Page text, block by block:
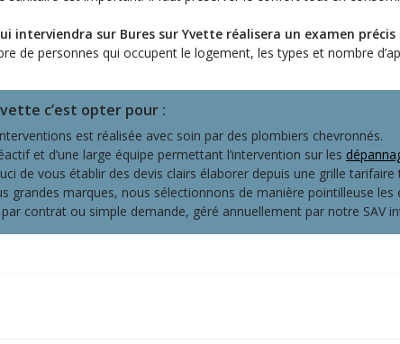
interviendra sur Bures sur Yvette réalisera un examen précis
de personnes qui occupent le logement, les types et nombre
c’est opter pour :
est réalisée avec soin par des plombiers chevronnés.
et d’une large équipe permettant l’intervention sur les
de vous établir des devis clairs élaborer depuis une grille
grandes marques, nous sélectionnons de manière pointilleuse
contrat ou simple demande, géré annuellement par notre SAV